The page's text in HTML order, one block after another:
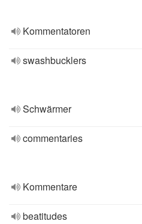
Kommentatoren
swashbucklers
Schwärmer
commentaries
Kommentare
beatitudes